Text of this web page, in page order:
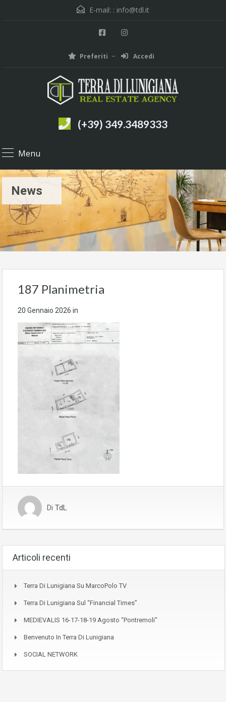
E-mail: : info@tdl.it
Preferiti Accedi
(+39) 349.3489333
Menu
News
187 Planimetria
20 Gennaio 2026 in
Di TdL
Articoli recenti
Terra Di Lunigiana Su MarcoPolo TV
Terra Di Lunigiana Sul “Financial Times”
MEDIEVALIS 16-17-18-19 Agosto “Pontremoli”
Benvenuto In Terra Di Lunigiana
SOCIAL NETWORK